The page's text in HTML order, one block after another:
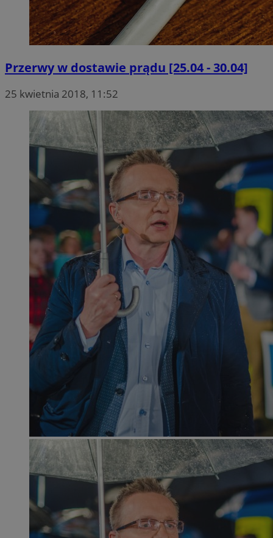
Przerwy w dostawie prądu [25.04 - 30.04]
25 kwietnia 2018, 11:52